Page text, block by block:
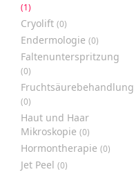
(1)
Cryolift (0)
Endermologie (0)
Faltenunterspritzung
(0)
Fruchtsäurebehandlung
(0)
Haut und Haar
Mikroskopie (0)
Hormontherapie (0)
Jet Peel (0)